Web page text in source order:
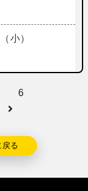
小）
6
る